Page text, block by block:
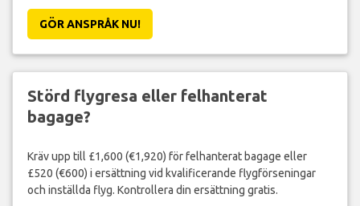
GÖR ANSPRÅK NU!
Störd flygresa eller felhanterat
bagage?
Kräv upp till £1,600 (€1,920) för felhanterat bagage eller
£520 (€600) i ersättning vid kvalificerande flygförseningar
och inställda flyg. Kontrollera din ersättning gratis.